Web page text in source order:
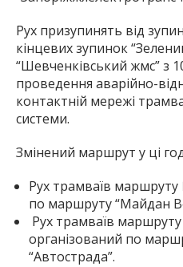
Рух призупинять від
кінцевих зупинок
“Шевченківський жмс” з
проведення аварійно-
контактній мережі
системи.
Змінений маршрут у ці
Рух трамваїв
по маршруту “Майдан
Рух трамваїв
організований по
“Автострада”.